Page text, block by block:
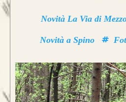
Novità La Via di
Novità a Spino